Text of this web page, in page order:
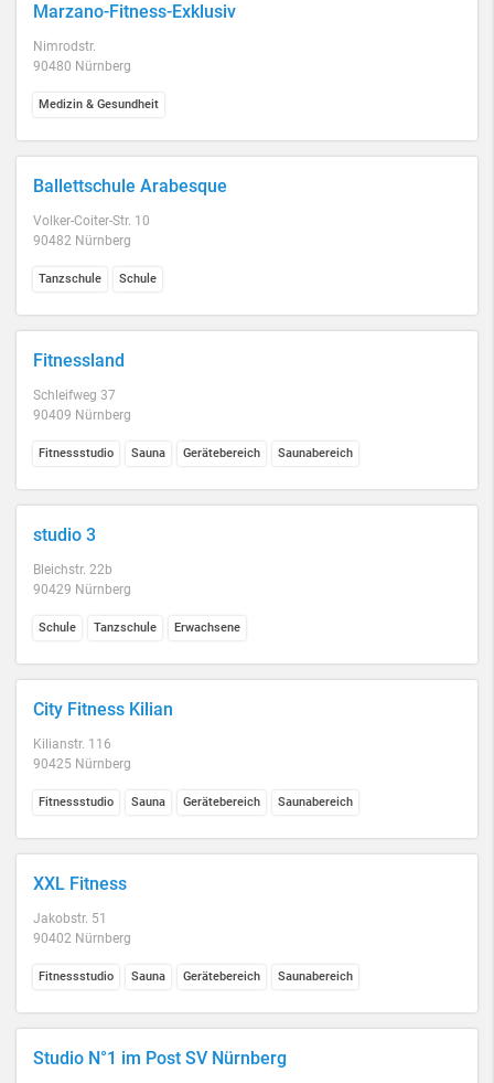
Marzano-Fitness-Exklusiv
Nimrodstr.
90480 Nürnberg
Medizin & Gesundheit
Ballettschule Arabesque
Volker-Coiter-Str. 10
90482 Nürnberg
Tanzschule Schule
Fitnessland
Schleifweg 37
90409 Nürnberg
Fitnessstudio Sauna Gerätebereich Saunabereich
studio 3
Bleichstr. 22b
90429 Nürnberg
Schule Tanzschule Erwachsene
City Fitness Kilian
Kilianstr. 116
90425 Nürnberg
Fitnessstudio Sauna Gerätebereich Saunabereich
XXL Fitness
Jakobstr. 51
90402 Nürnberg
Fitnessstudio Sauna Gerätebereich Saunabereich
Studio N°1 im Post SV Nürnberg